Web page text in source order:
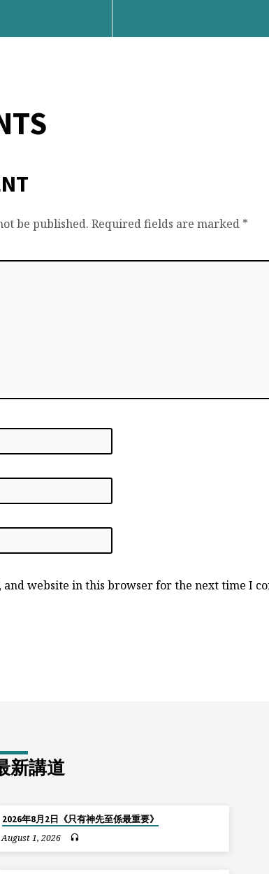
be published. Required fields are marked *
and website in this browser for the next time I
新講道
2026年8月2日《只有神先至係最重要》
August 1, 2026